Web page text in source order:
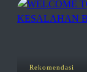
Rekomendasi